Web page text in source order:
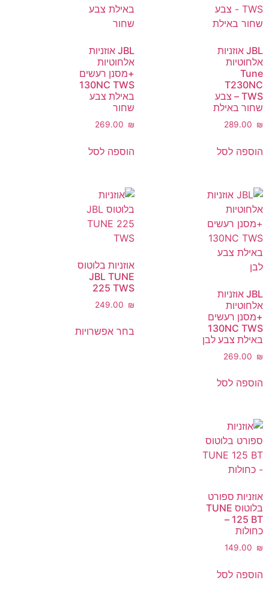
JBL אוזניות
אלחוטיות
Tune
T230NC
TWS – צבע
שחור באילת
‎289.00 ₪
הוספה לסל
JBL אוזניות
אלחוטיות
+מסנן רעשים
130NC TWS
באילת צבע
שחור
‎269.00 ₪
הוספה לסל
JBL אוזניות
אלחוטיות
+מסנן רעשים
130NC TWS
באילת צבע לבן
‎269.00 ₪
הוספה לסל
אוזניות בלוטוס
JBL TUNE
225 TWS
‎249.00 ₪
בחר אפשרויות
אוזניות ספורט
בלוטוס TUNE
125 BT –
כחולות
‎149.00 ₪
הוספה לסל